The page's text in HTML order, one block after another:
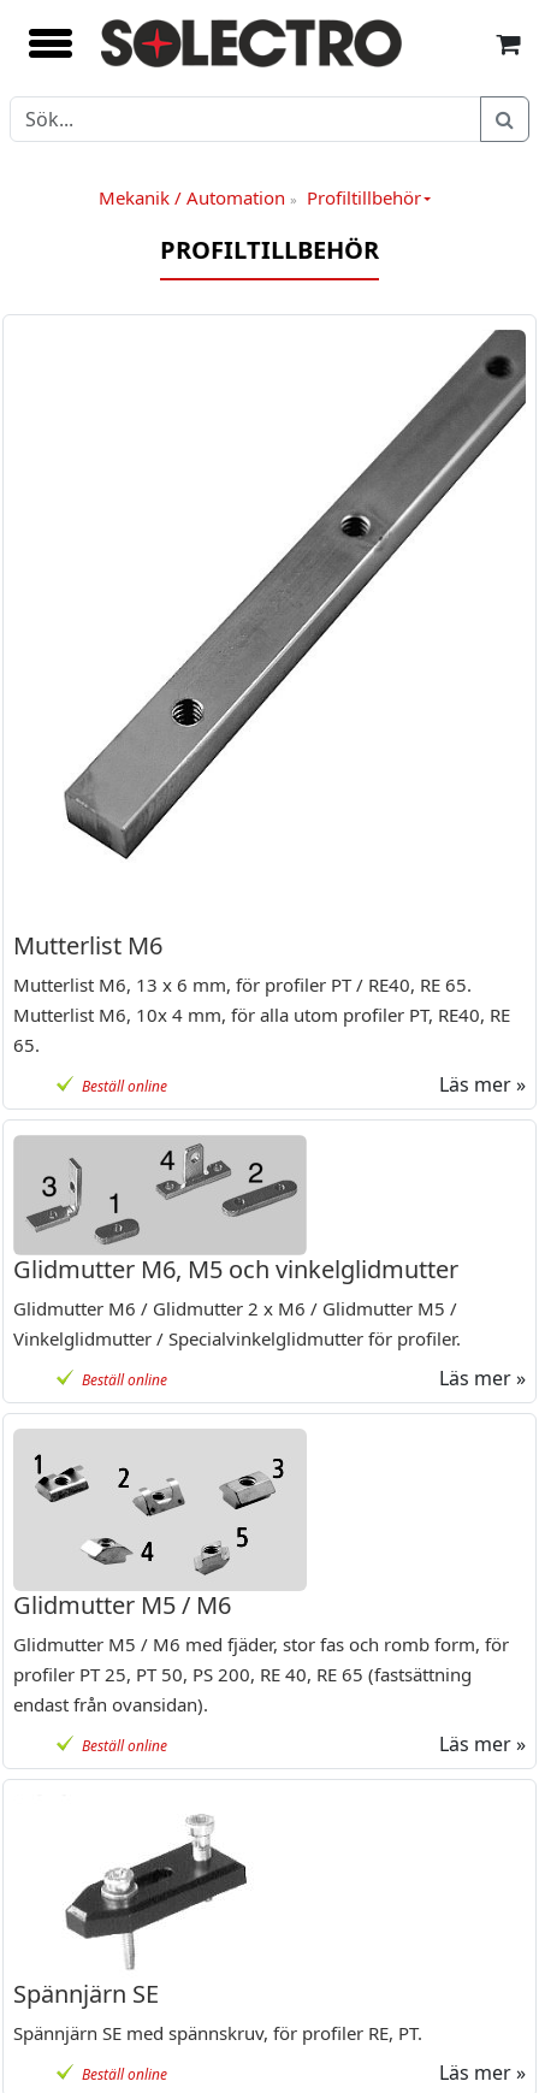
Mekanik / Automation » Profiltillbehör
PROFILTILLBEHÖR
Mutterlist M6
Mutterlist M6, 13 x 6 mm, för profiler PT / RE40, RE 65.
Mutterlist M6, 10x 4 mm, för alla utom profiler PT, RE40, RE
65.
Beställ online Läs mer »
Glidmutter M6, M5 och vinkelglidmutter
Glidmutter M6 / Glidmutter 2 x M6 / Glidmutter M5 /
Vinkelglidmutter / Specialvinkelglidmutter för profiler.
Beställ online Läs mer »
Glidmutter M5 / M6
Glidmutter M5 / M6 med fjäder, stor fas och romb form, för
profiler PT 25, PT 50, PS 200, RE 40, RE 65 (fastsättning
endast från ovansidan).
Beställ online Läs mer »
Spännjärn SE
Spännjärn SE med spännskruv, för profiler RE, PT.
Beställ online Läs mer »